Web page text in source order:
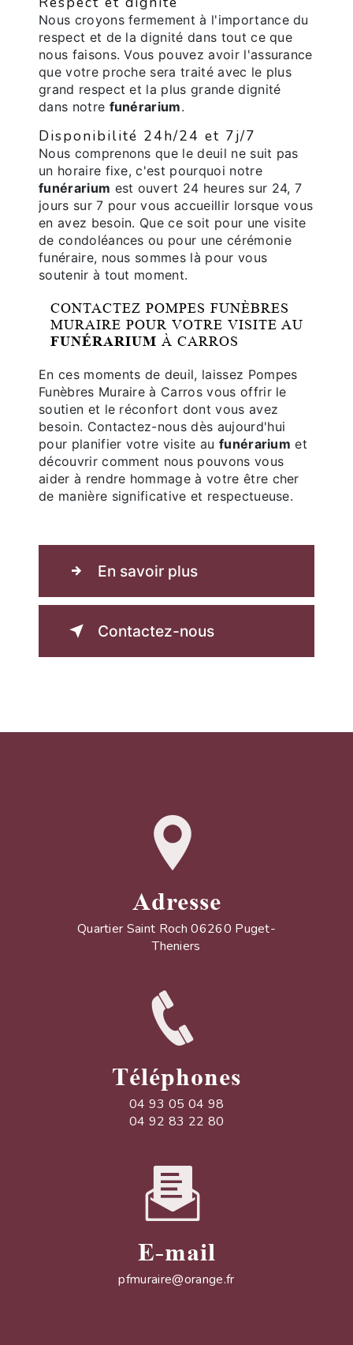
Nous croyons fermement à l'importance du
respect et de la dignité dans tout ce que
nous faisons. Vous pouvez avoir l'assurance
que votre proche sera traité avec le plus
grand respect et la plus grande dignité
dans notre funérarium.
Disponibilité 24h/24 et 7j/7
Nous comprenons que le deuil ne suit pas
un horaire fixe, c'est pourquoi notre
funérarium est ouvert 24 heures sur 24, 7
jours sur 7 pour vous accueillir lorsque vous
en avez besoin. Que ce soit pour une visite
de condoléances ou pour une cérémonie
funéraire, nous sommes là pour vous
soutenir à tout moment.
CONTACTEZ POMPES FUNÈBRES
MURAIRE POUR VOTRE VISITE AU
FUNÉRARIUM À CARROS
En ces moments de deuil, laissez Pompes
Funèbres Muraire à Carros vous offrir le
soutien et le réconfort dont vous avez
besoin. Contactez-nous dès aujourd'hui
pour planifier votre visite au funérarium et
découvrir comment nous pouvons vous
aider à rendre hommage à votre être cher
de manière significative et respectueuse.
En savoir plus
Contactez-nous
Adresse
Quartier Saint Roch 06260 Puget-
Theniers
Téléphones
04 93 05 04 98
04 92 83 22 80
E-mail
pfmuraire@orange.fr